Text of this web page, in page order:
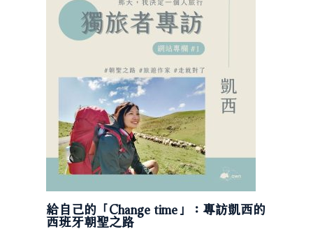
給自己的「Change time」：專訪凱西的
西班牙朝聖之路